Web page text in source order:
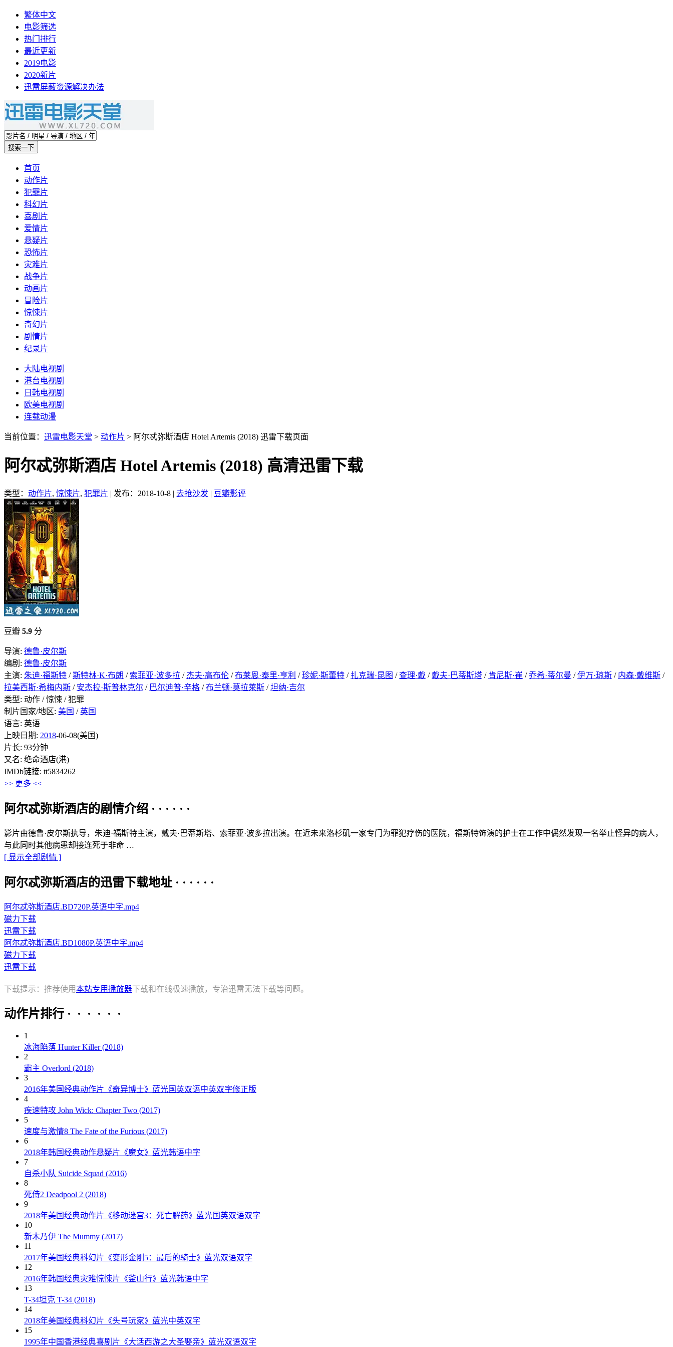
繁体中文
电影筛选
热门排行
最近更新
2019电影
2020新片
迅雷屏蔽资源解决办法
首页
动作片
犯罪片
科幻片
喜剧片
爱情片
悬疑片
恐怖片
灾难片
战争片
动画片
冒险片
惊悚片
奇幻片
剧情片
纪录片
大陆电视剧
港台电视剧
日韩电视剧
欧美电视剧
连载动漫
当前位置： 迅雷电影天堂 > 动作片 > 阿尔忒弥斯酒店 Hotel Artemis (2018) 迅雷下载页面
阿尔忒弥斯酒店 Hotel Artemis (2018) 高清迅雷下载
类型： 动作片, 惊悚片, 犯罪片 | 发布：2018-10-8 | 去抢沙发 | 豆瓣影评
豆瓣 5.9 分
导演: 德鲁·皮尔斯
编剧: 德鲁·皮尔斯
主演: 朱迪·福斯特 /斯特林·K·布朗 / 索菲亚·波多拉 / 杰夫·高布伦 /布莱恩·泰里·亨利 /珍妮·斯蕾特 / 扎克瑞·昆图 /查理·戴 /戴夫·巴蒂斯塔 / 肯尼斯·崔 /乔希·蒂尔曼 /伊万·琼斯 / 内森·戴维斯 /
拉美西斯·希梅内斯 / 安杰拉·斯普林克尔 / 巴尔迪普·辛格 /布兰顿·莫拉莱斯 /坦纳·吉尔
类型: 动作 / 惊悚 / 犯罪
制片国家/地区: 美国 / 英国
语言: 英语
上映日期: 2018-06-08(美国)
片长: 93分钟
又名: 绝命酒店(港)
IMDb链接: tt5834262
>> 更多 <<
阿尔忒弥斯酒店的剧情介绍 · · · · · ·
影片由德鲁·皮尔斯执导，朱迪·福斯特主演，戴夫·巴蒂斯塔、索菲亚·波多拉出演。在近未来洛杉矶一家专门为罪犯疗伤的医院，福斯特饰演的护士在工作中偶然发现一名举止怪异的病人，
与此同时其他病患却接连死于非命 …
[ 显示全部剧情 ]
阿尔忒弥斯酒店的迅雷下载地址 · · · · · ·
阿尔忒弥斯酒店.BD720P.英语中字.mp4
磁力下载
迅雷下载
阿尔忒弥斯酒店.BD1080P.英语中字.mp4
磁力下载
迅雷下载
下载提示：推荐使用本站专用播放器下载和在线极速播放，专治迅雷无法下载等问题。
动作片排行 · · · · · ·
1
冰海陷落 Hunter Killer (2018)
2
霸主 Overlord (2018)
3
2016年美国经典动作片《奇异博士》蓝光国英双语中英双字修正版
4
疾速特攻 John Wick: Chapter Two (2017)
5
速度与激情8 The Fate of the Furious (2017)
6
2018年韩国经典动作悬疑片《魔女》蓝光韩语中字
7
自杀小队 Suicide Squad (2016)
8
死侍2 Deadpool 2 (2018)
9
2018年美国经典动作片《移动迷宫3：死亡解药》蓝光国英双语双字
10
新木乃伊 The Mummy (2017)
11
2017年美国经典科幻片《变形金刚5：最后的骑士》蓝光双语双字
12
2016年韩国经典灾难惊悚片《釜山行》蓝光韩语中字
13
T-34坦克 T-34 (2018)
14
2018年美国经典科幻片《头号玩家》蓝光中英双字
15
1995年中国香港经典喜剧片《大话西游之大圣娶亲》蓝光双语双字